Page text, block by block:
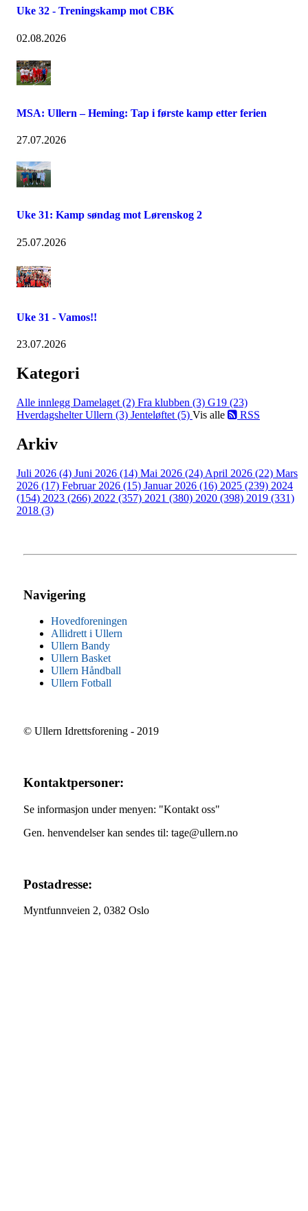
Uke 32 - Treningskamp mot CBK
02.08.2026
MSA: Ullern – Heming: Tap i første kamp etter ferien
27.07.2026
Uke 31: Kamp søndag mot Lørenskog 2
25.07.2026
Uke 31 - Vamos!!
23.07.2026
Kategori
Alle innlegg Damelaget (2) Fra klubben (3) G19 (23)
Hverdagshelter Ullern (3) Jenteløftet (5) Vis alle RSS
Arkiv
Juli 2026 (4) Juni 2026 (14) Mai 2026 (24) April 2026 (22) Mars
2026 (17) Februar 2026 (15) Januar 2026 (16) 2025 (239) 2024
(154) 2023 (266) 2022 (357) 2021 (380) 2020 (398) 2019 (331)
2018 (3)
Navigering
Hovedforeningen
Allidrett i Ullern
Ullern Bandy
Ullern Basket
Ullern Håndball
Ullern Fotball
© Ullern Idrettsforening - 2019
Kontaktpersoner:
Se informasjon under menyen: "Kontakt oss"
Gen. henvendelser kan sendes til: tage@ullern.no
Postadresse:
Myntfunnveien 2, 0382 Oslo